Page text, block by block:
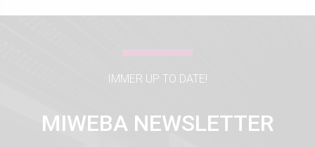
IMMER UP TO DATE!
MIWEBA NEWSLETTER